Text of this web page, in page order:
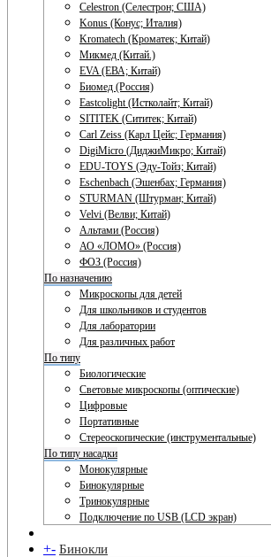
Celestron (Селестрон; США)
Konus (Конус; Италия)
Kromatech (Кроматек; Китай)
Микмед (Китай.)
EVA (ЕВА; Китай)
Биомед (Россия)
Eastcolight (Истколайт; Китай)
SITITEK (Сититек; Китай)
Carl Zeiss (Карл Цейс; Германия)
DigiMicro (ДиджиМикро; Китай)
EDU-TOYS (Эду-Тойз; Китай)
Eschenbach (Эшенбах; Германия)
STURMAN (Штурман; Китай)
Velvi (Велви; Китай)
Альтами (Россия)
АО «ЛОМО» (Россия)
ФОЗ (Россия)
По назначению
Микроскопы для детей
Для школьников и студентов
Для лаборатории
Для различных работ
По типу
Биологические
Световые микроскопы (оптические)
Цифровые
Портативные
Стереоскопические (инструментальные)
По типу насадки
Монокулярные
Бинокулярные
Тринокулярные
Подключение по USB (LCD экран)
+- Бинокли